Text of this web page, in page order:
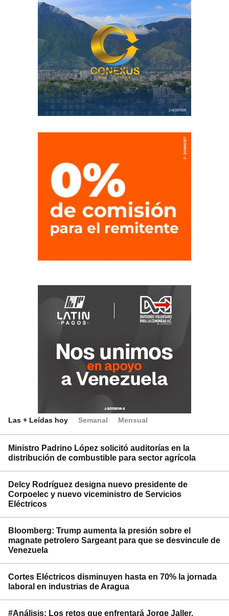
Las + Leídas hoy Semanal Mensual
Ministro Padrino López solicitó auditorías en la
distribución de combustible para sector agrícola
Delcy Rodríguez designa nuevo presidente de
Corpoelec y nuevo viceministro de Servicios
Eléctricos
Bloomberg: Trump aumenta la presión sobre el
magnate petrolero Sargeant para que se desvincule de
Venezuela
Cortes Eléctricos disminuyen hasta en 70% la jornada
laboral en industrias de Aragua
#Análisis: Los retos que enfrentará Jorge Jaller,